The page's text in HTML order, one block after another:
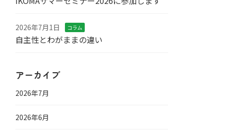
2026年7月1日 コラム
自主性とわがままの違い
アーカイブ
2026年7月
2026年6月